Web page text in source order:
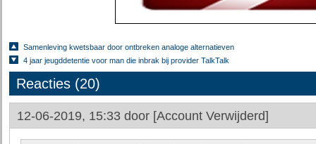
Samenleving kwetsbaar door ontbreken analoge alternatieven
4 jaar jeugddetentie voor man die inbrak bij provider TalkTalk
Reacties (20)
12-06-2019, 15:33 door [Account Verwijderd]